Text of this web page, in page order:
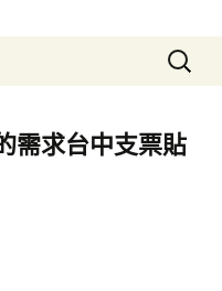
搜
尋
鍵
字:
需求台中支票貼